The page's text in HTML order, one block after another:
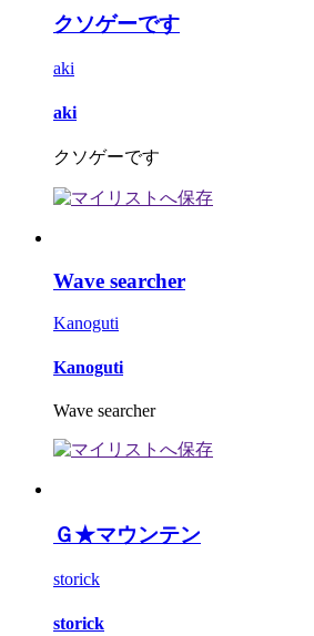
クソゲーです
aki
aki
クソゲーです
Wave searcher
Kanoguti
Kanoguti
Wave searcher
Ｇ★マウンテン
storick
storick